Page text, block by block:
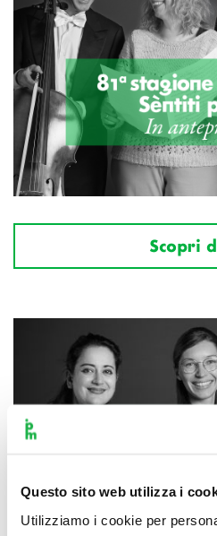
Questo sito web utilizza i
Utilizziamo i cookie per
Scopri